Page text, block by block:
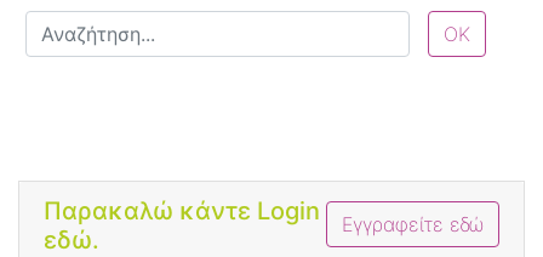
Εγγραφείτε εδώ
Παρακαλώ κάντε Login
εδώ.